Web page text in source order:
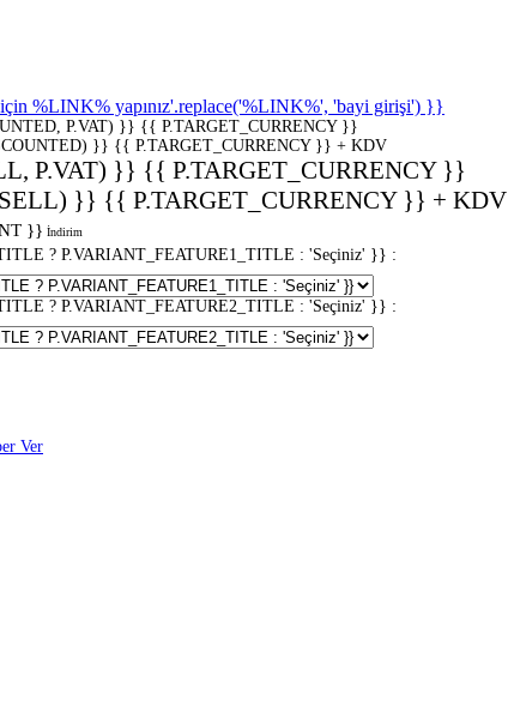
%LINK% yapınız'.replace('%LINK%', 'bayi girişi') }}
P.VAT) }} {{ P.TARGET_CURRENCY }}
}} {{ P.TARGET_CURRENCY }} + KDV
P.VAT) }} {{ P.TARGET_CURRENCY }}
}} {{ P.TARGET_CURRENCY }} + KDV
}} İndirim
? P.VARIANT_FEATURE1_TITLE : 'Seçiniz' }} :
? P.VARIANT_FEATURE2_TITLE : 'Seçiniz' }} :
Ver